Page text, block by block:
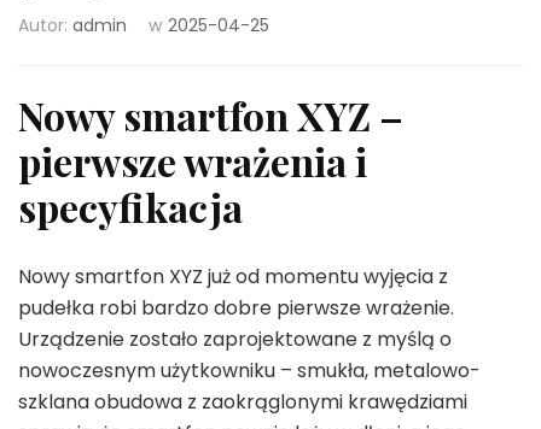
Autor: admin w 2025-04-25
Nowy smartfon XYZ –
pierwsze wrażenia i
specyfikacja
Nowy smartfon XYZ już od momentu wyjęcia z
pudełka robi bardzo dobre pierwsze wrażenie.
Urządzenie zostało zaprojektowane z myślą o
nowoczesnym użytkowniku – smukła, metalowo-
szklana obudowa z zaokrąglonymi krawędziami